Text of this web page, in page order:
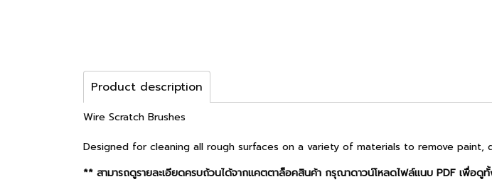
Product description
Wire Scratch Brushes
Designed for cleaning all rough surfaces on a variety of materials to remove
** สามารถดูรายละเอียดครบถ้วนได้จากแคตตาล็อคสินค้า กรุณาดาวน์โหลดไฟล์แนบ PDF เพื่อดู